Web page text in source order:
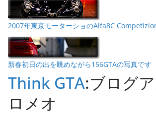
2007年東京モーターショのAlfa8C
新春初日の出を眺めながら156GTAの写真です
Think GTA:ブログ
ロメオ